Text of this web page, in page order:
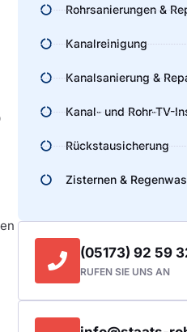
Rohrsanierungen &
Kanalreinigung
Kanalsanierung &
Kanal- und Rohr-TV-
Rückstausicherung
Zisternen &
(05173) 92 59
RUFEN SIE UNS AN